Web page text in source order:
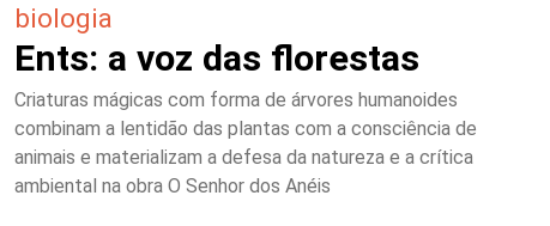
biologia
Ents: a voz das florestas
Criaturas mágicas com forma de árvores humanoides
combinam a lentidão das plantas com a consciência de
animais e materializam a defesa da natureza e a crítica
ambiental na obra O Senhor dos Anéis